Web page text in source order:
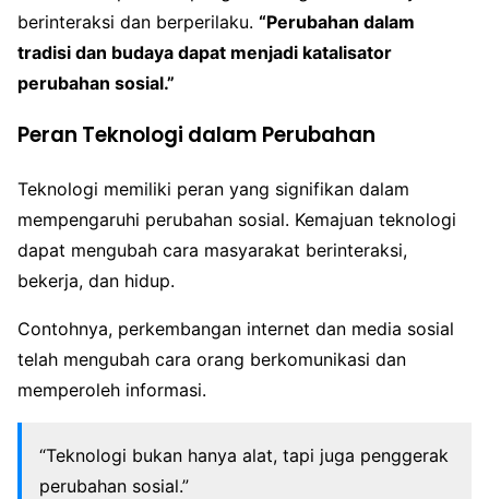
berinteraksi dan berperilaku. “Perubahan dalam
tradisi dan budaya dapat menjadi katalisator
perubahan sosial.”
Peran Teknologi dalam Perubahan
Teknologi memiliki peran yang signifikan dalam
mempengaruhi perubahan sosial. Kemajuan teknologi
dapat mengubah cara masyarakat berinteraksi,
bekerja, dan hidup.
Contohnya, perkembangan internet dan media sosial
telah mengubah cara orang berkomunikasi dan
memperoleh informasi.
“Teknologi bukan hanya alat, tapi juga penggerak
perubahan sosial.”